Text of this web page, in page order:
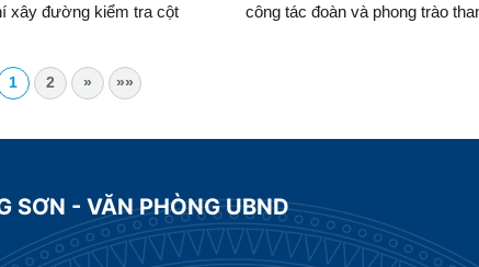
xây đường kiểm tra cột
công tác đoàn và phong trào
1 2 » »»
SƠN - VĂN PHÒNG UBND